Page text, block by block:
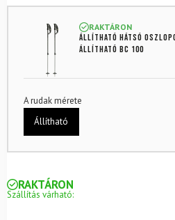
RAKTÁRON
Állítható hátsó oszlopok
Állítható BC 100
A rudak mérete
Állítható
RAKTÁRON
Szállítás várható: